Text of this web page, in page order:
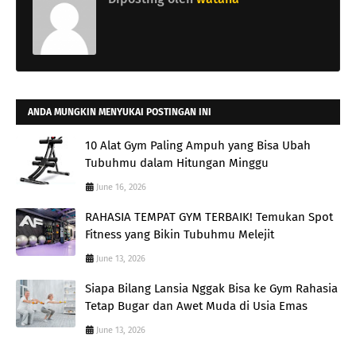
ANDA MUNGKIN MENYUKAI POSTINGAN INI
10 Alat Gym Paling Ampuh yang Bisa Ubah
Tubuhmu dalam Hitungan Minggu
June 16, 2026
RAHASIA TEMPAT GYM TERBAIK! Temukan Spot
Fitness yang Bikin Tubuhmu Melejit
June 13, 2026
Siapa Bilang Lansia Nggak Bisa ke Gym Rahasia
Tetap Bugar dan Awet Muda di Usia Emas
June 13, 2026